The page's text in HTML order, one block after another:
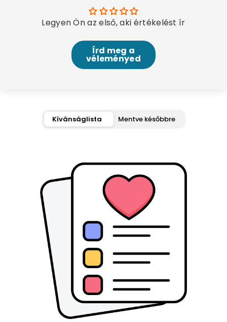
Legyen Ön az első, aki értékelést ír
Írd meg a
véleményed
Kívánságlista Mentve későbbre